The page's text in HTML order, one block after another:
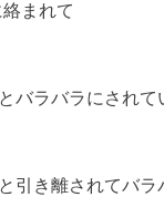
まれて
バラバラにされて
引き離されてバラ